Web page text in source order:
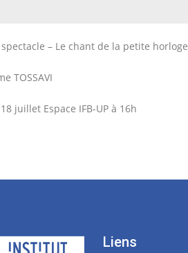
– Le chant de la petite horloge
TOSSAVI
juillet Espace IFB-UP à 16h
Liens